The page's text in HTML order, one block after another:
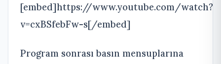
[embed]https://www.youtube.com/watch?
v=cxBSfebFw-s[/embed]
Program sonrası basın mensuplarına